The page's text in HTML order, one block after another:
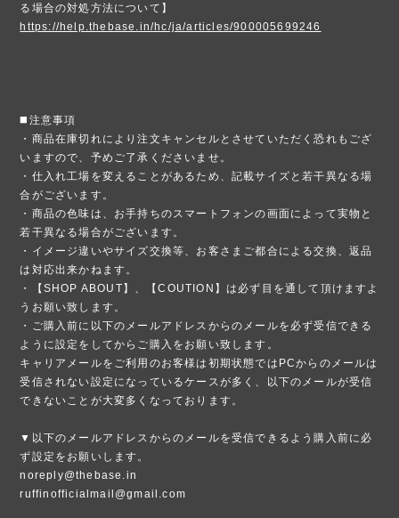
る場合の対処方法について】
https://help.thebase.in/hc/ja/articles/900005699246
◼️注意事項
・商品在庫切れにより注文キャンセルとさせていただく恐れもござ
いますので、予めご了承くださいませ。
・仕入れ工場を変えることがあるため、記載サイズと若干異なる場
合がございます。
・商品の色味は、お手持ちのスマートフォンの画面によって実物と
若干異なる場合がございます。
・イメージ違いやサイズ交換等、お客さまご都合による交換、返品
は対応出来かねます。
・【SHOP ABOUT】、【COUTION】は必ず目を通して頂けますよ
うお願い致します。
・ご購入前に以下のメールアドレスからのメールを必ず受信できる
ように設定をしてからご購入をお願い致します。
キャリアメールをご利用のお客様は初期状態ではPCからのメールは
受信されない設定になっているケースが多く、以下のメールが受信
できないことが大変多くなっております。
▼以下のメールアドレスからのメールを受信できるよう購入前に必
ず設定をお願いします。
noreply@thebase.in
ruffinofficialmail@gmail.com